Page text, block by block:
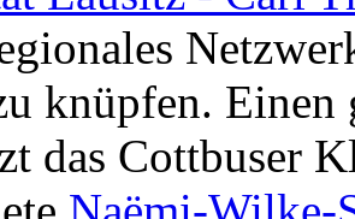
knüpfen. Einen
das Cottbuser